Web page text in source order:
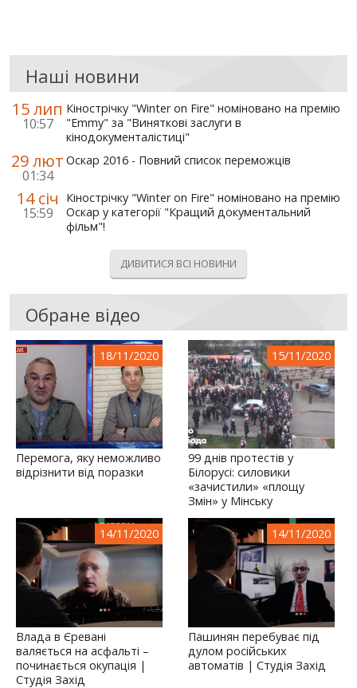
Наші новини
15 лип
10:57
Кінострічку "Winter on Fire" номіновано на премію
"Emmy" за "Виняткові заслуги в
кінодокументалістиці"
29 лют
01:34
Оскар 2016 - Повний список переможців
14 січ
15:59
Кінострічку "Winter on Fire" номіновано на премію
Оскар у категорії "Кращий документальний
фільм"!
ДИВИТИСЯ ВСІ НОВИНИ
Обране відео
18/11/2020
Перемога, яку неможливо
відрізнити від поразки
15/11/2020
99 днів протестів у
Білорусі: силовики
«зачистили» «площу
Змін» у Мінську
14/11/2020
Влада в Єревані
валяється на асфальті –
починається окупація |
Студія Захід
14/11/2020
Пашинян перебуває під
дулом російських
автоматів | Студія Захід